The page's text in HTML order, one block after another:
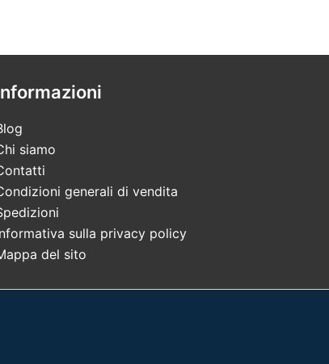
siamo
generali di vendita
sulla privacy policy
del sito